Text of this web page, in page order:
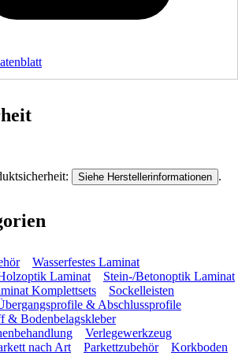
Siehe Herstellerinformationen .
Wasserfestes Laminat
Laminat
Stein-/Betonoptik Laminat
Komplettsets
Sockelleisten
& Abschlussprofile
& Bodenbelagskleber
Verlegewerkzeug
nach Art Parkettzubehör Korkboden